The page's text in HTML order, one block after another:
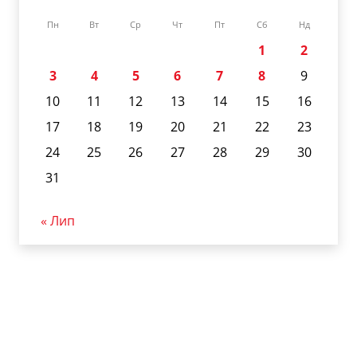
Пн Вт Ср Чт Пт Сб Нд
1
2
3
4 5 6 7 8
9
10
11 12 13 14 15
16
17
18 19 20 21 22
23
24
25 26 27 28 29
30
31
« Лип